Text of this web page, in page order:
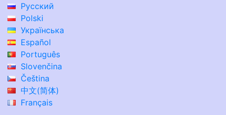
Русский
Polski
Українська
Español
Português
Slovenčina
Čeština
中文(简体)
Français